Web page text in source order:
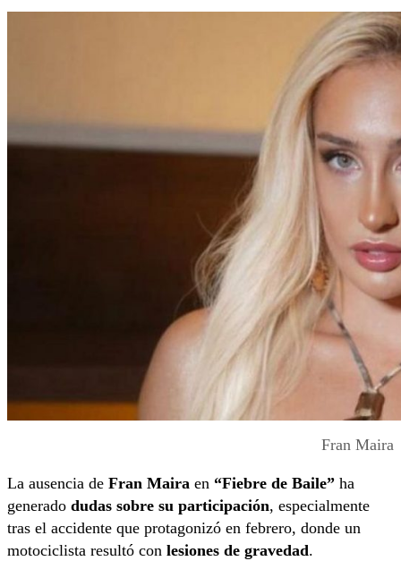
Fran Maira
La ausencia de Fran Maira en “Fiebre de Baile” ha
generado dudas sobre su participación, especialmente
tras el accidente que protagonizó en febrero, donde un
motociclista resultó con lesiones de gravedad.